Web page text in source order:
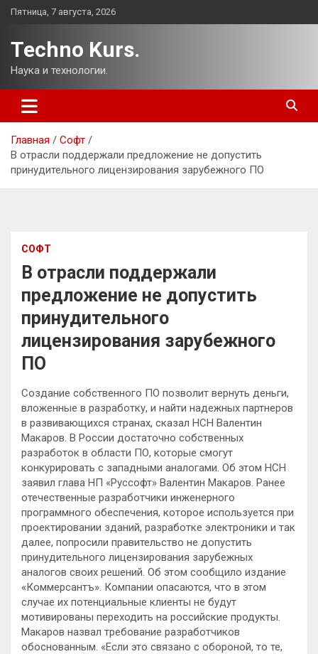
Перейти
Пятница, 7 августа, 2026
Techno Kurs.
Наука и технологии.
Главная
Софт
В отрасли поддержали предложение не допустить
принудительного лицензирования зарубежного ПО
СОФТ
В отрасли поддержали
предложение не допустить
принудительного
лицензирования зарубежного
ПО
Создание собственного ПО позволит вернуть деньги,
вложенные в разработку, и найти надежных партнеров
в развивающихся странах, сказал НСН Валентин
Макаров. В России достаточно собственных
разработок в области ПО, которые смогут
конкурировать с западными аналогами. Об этом НСН
заявил глава НП «Руссофт» Валентин Макаров. Ранее
отечественные разработчики инженерного
программного обеспечения, которое используется при
проектировании зданий, разработке электроники и так
далее, попросили правительство не допустить
принудительного лицензирования зарубежных
аналогов своих решений. Об этом сообщило издание
«Коммерсантъ». Компании опасаются, что в этом
случае их потенциальные клиенты не будут
мотивированы переходить на российские продукты.
Макаров назвал требование разработчиков
обоснованным. «Если это связано с обороной, то те,